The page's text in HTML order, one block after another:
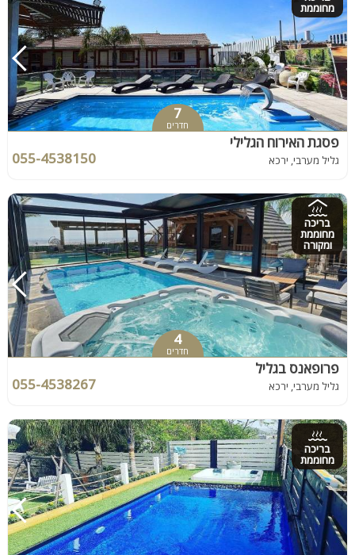
מחוממת
7
חדרים
פסגת האירוח הגלילי
גליל מערבי, ירכא 055-4538150
בריכה
מחוממת
ומקורה
4
חדרים
פרופאנס בגליל
גליל מערבי, ירכא 055-4538267
בריכה
מחוממת